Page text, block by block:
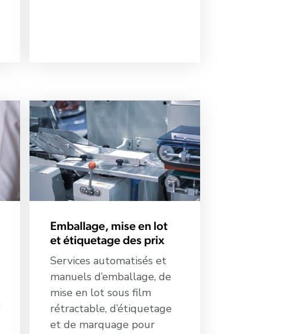
Emballage, mise en lot
et étiquetage des prix
Services automatisés et
manuels d’emballage, de
mise en lot sous film
rétractable, d’étiquetage
et de marquage pour